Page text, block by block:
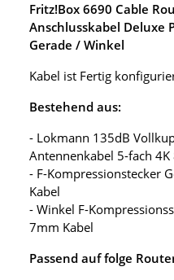
Fritz!Box 6690 Cable
Anschlusskabel Deluxe
Gerade / Winkel
Kabel ist Fertig
Bestehend aus:
- Lokmann 135dB
Antennenkabel 5-fach 4K
- F-Kompressionstecker
Kabel
- Winkel F-
7mm Kabel
Passend auf folge